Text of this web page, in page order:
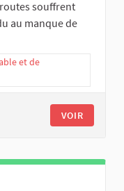
souffrent
au manque de
et de
VOIR